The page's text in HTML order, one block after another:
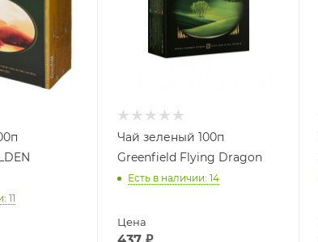
: 11
Чай зеленый 100п
Greenfield Flying Dragon
Есть в наличии: 14
Цена